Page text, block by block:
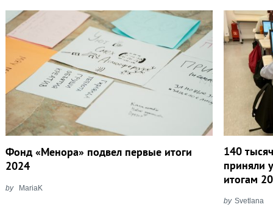
Фонд «Менора» подвел первые итоги
2024
by MariaK
140
приняли
итогам
by Svetlana